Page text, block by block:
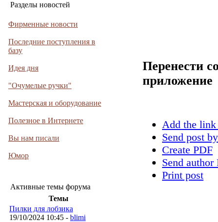
Разделы новостей
Фирменные новости
Последние поступления в
базу
Идея дня
"Очумелые ручки"
Мастерская и оборудование
Полезное в Интернете
Вы нам писали
Юмор
Активные темы форума
Темы
Пилки для лобзика
19/10/2024 10:45 - blimi
Перенести
приложение
Add the
Send post
Create PDF
Send
Print post